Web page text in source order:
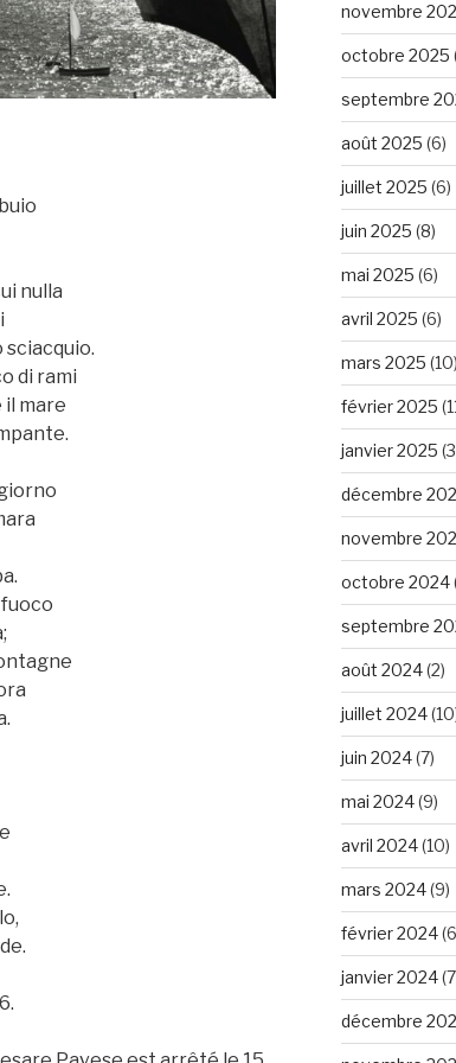
nulla
di rami
mare
novembre
octobre 2025
septembre
août 2025 (6)
juillet 2025 (6)
juin 2025 (8)
mai 2025 (6)
avril 2025 (6)
mars 2025 (10)
février 2025
janvier 2025
décembre
novembre
octobre 2024
septembre
août 2024(2)
juillet 2024
juin 2024(7)
mai 2024(9)
avril 2024(10)
mars 2024(9)
février 2024
janvier 2024
décembre